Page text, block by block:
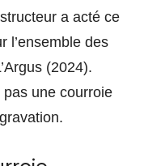
a acté ce
l’ensemble des
(2024).
une courroie